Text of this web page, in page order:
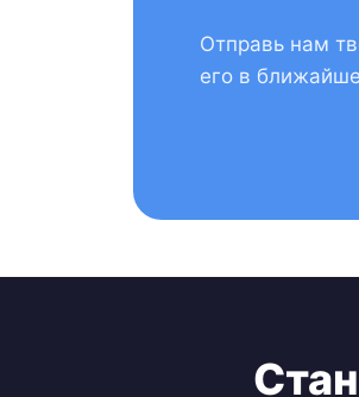
Отправь нам
его в